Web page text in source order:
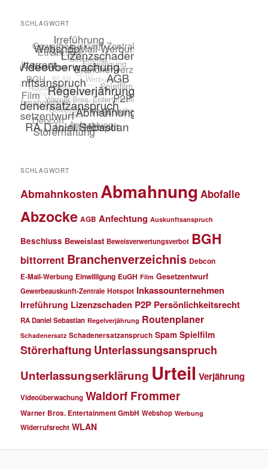
SCHLAGWORT
SCHLAGWORT
Abmahnkosten Abmahnung Abofalle
Abzocke AGB Anfechtung Auskunftsanspruch
Beschluss Beweislast Beweisverwertungsverbot BGH
bittorrent Branchenverzeichnis Debcon
E-Mail-Werbung Einwilligung EuGH Film Gesetzentwurf
Gewerbeauskunft-Zentrale Hotspot Inkassounternehmen
Irreführung Lizenzschaden P2P Persönlichkeitsrecht
RA Daniel Sebastian Regelverjährung Routenplaner
Schadenersatz Schadenersatzanspruch Spam Spielfilm
Störerhaftung Unterlassungsanspruch
Unterlassungserklärung Urteil Verjährung
Videoüberwachung Waldorf Frommer
Warner Bros. Entertainment GmbH Webshop Werbung
Widerrufsrecht WLAN